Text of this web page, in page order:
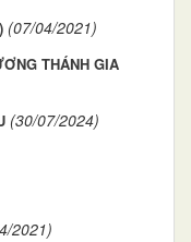
(07/04/2021)
THÁNH GIA
(30/07/2024)
2021)